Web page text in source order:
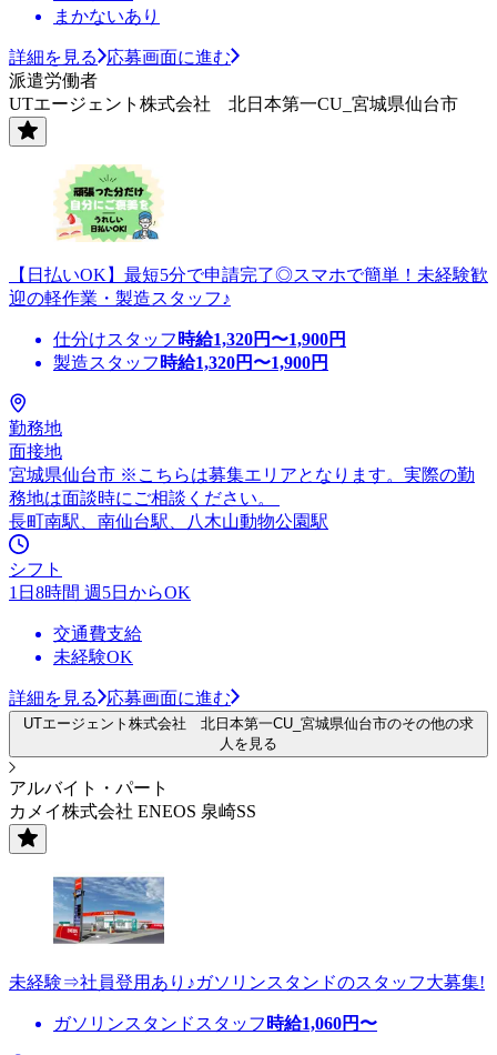
まかないあり
詳細を見る
応募画面に進む
派遣労働者
UTエージェント株式会社 北日本第一CU_宮城県仙台市
【日払いOK】最短5分で申請完了◎スマホで簡単！未経験歓
迎の軽作業・製造スタッフ♪
仕分けスタッフ 時給1,320円〜1,900円
製造スタッフ 時給1,320円〜1,900円
勤務地
面接地
宮城県仙台市 ※こちらは募集エリアとなります。実際の勤
務地は面談時にご相談ください。
長町南駅、南仙台駅、八木山動物公園駅
シフト
1日8時間 週5日からOK
交通費支給
未経験OK
詳細を見る 応募画面に進む
UTエージェント株式会社 北日本第一CU_宮城県仙台市のその他の求
人を見る
アルバイト・パート
カメイ株式会社 ENEOS 泉崎SS
未経験⇒社員登用あり♪ガソリンスタンドのスタッフ大募集!
ガソリンスタンドスタッフ 時給1,060円〜